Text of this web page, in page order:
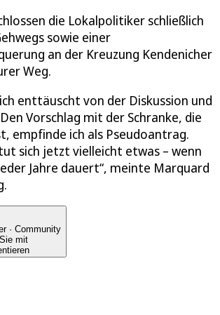
die Lokalpolitiker schließlich
sowie einer
an der Kreuzung Kendenicher
Weg.
enttäuscht von der Diskussion und
Vorschlag mit der Schranke, die
empfinde ich als Pseudoantrag.
sich jetzt vielleicht etwas – wenn
Jahre dauert“, meinte Marquard
· Community
mit